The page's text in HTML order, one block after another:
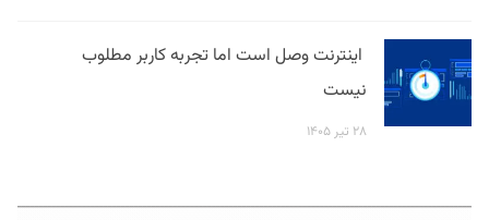
اینترنت وصل است اما تجربه کاربر مطلوب
نیست
۲۸ تیر ۱۴۰۵